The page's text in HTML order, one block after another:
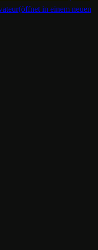
(öffnet in einem neuen